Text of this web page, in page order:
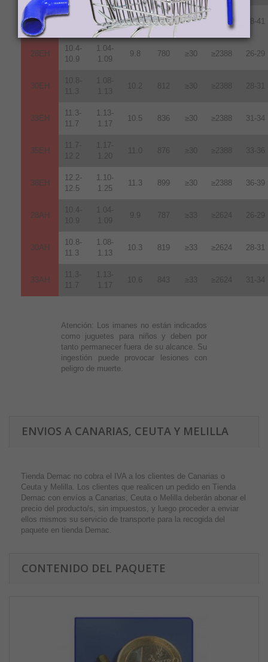
40UH
12.5-
1.24-
1.28
11.3 899 ≥25 ≥1990 38-41
28EH
10.4-
10.9
1.04-
1.09
9.8 780 ≥30 ≥2388 26-29
30EH
10.8-
11.3
1.08-
1.13
10.2 812 ≥30 ≥2388 28-31
33EH
11.3-
11.7
1.13-
1.17
10.5 836 ≥30 ≥2388 31-34
35EH
11.7-
12.2
1.17-
1.20
11.0 876 ≥30 ≥2388 33-36
38EH
12.2-
12.5
1.10-
1.25
11.3 899 ≥30 ≥2388 36-39
28AH
10.4-
10.9
1.04-
1.09
9.9 787 ≥33 ≥2624 26-29
30AH
10.8-
11.3
1.08-
1.13
10.3 819 ≥33 ≥2624 28-31
33AH
11.3-
11.7
1.13-
1.17
10.6 843 ≥33 ≥2624 31-34
Atención: Los imanes no están indicados
como juguetes para niños y deben por
tanto permanecer fuera de su alcance. Su
ingestión puede provocar lesiones con
peligro de muerte.
ENVIOS A CANARIAS, CEUTA Y MELILLA
Tienda Demac no cobra el IVA a los clientes de Canarias o
Ceuta y Melilla. Los clientes que realicen un pedido en Tienda
Demac con envíos a Canarias, Ceuta o Melilla deberán abonar el
precio del producto/s, sin impuestos, y luego proceder a enviar
ellos mismos su servicio de transporte para la recogida del
paquete en tienda Demac.
CONTENIDO DEL PAQUETE